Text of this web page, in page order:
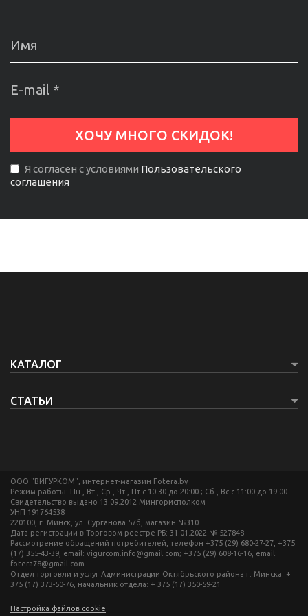
Я согласен с условиями Пользовательского
соглашения
КАТАЛОГ
СТАТЬИ
ООО "ВИГУРКОМ", интернет-магазин Fotera.by
Режим работы: Пн , Вт , Ср , Чт , Пт c 10:30 до 20:00 ; Сб , Вс c 11:00 до 19:00
Свидетельство выдано 13.09.2012 Мингорисполком
УНП 191764538
220100, г. Минск, ул. Сурганова 57б, магазин №310
Дата регистрации в Торговом реестре РБ: 31.01.2022 № 527848
Рассмотрение обращений потребителей, телефон +375 (29) 680-27-27, +375
(17) 355-43-39, email: vigurcom.info@gmail.com; +375 (29) 608-16-16, email:
fotera78@gmail.com
Отдел торговли и услуг Администрации Октябрьского района г. Минска: +
375 (17) 373-50-76, начальник отдела: + 375 (17) 350-59-21
Настройка файлов cookie